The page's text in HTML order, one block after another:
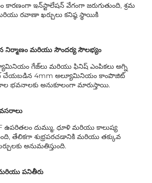
ఇన్‌స్టాలేషన్ వేగంగా జరుగుతుంది, శ్రమ
రవాణా ఖర్చులు కనిష్ఠ స్థాయికి
నిర్మాణం మరియు సౌందర్య సౌలభ్యం
గేజ్‌లు మరియు ఫినిష్ ఎంపికలు అగ్ని
చేయబడిన 4mm అల్యూమినియం కాంపొజిట్
భవనాలకు అనుకూలంగా మారుస్తాయి.
ఉపరితలం దుమ్ము, ధూళి మరియు కాలుష్య
తేలికగా శుభ్రపరచడానికి మరియు తక్కువ
అనుమతిస్తుంది.
పనితీరు